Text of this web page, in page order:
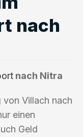
nach
nach Nitra
von Villach nach
einen
Geld